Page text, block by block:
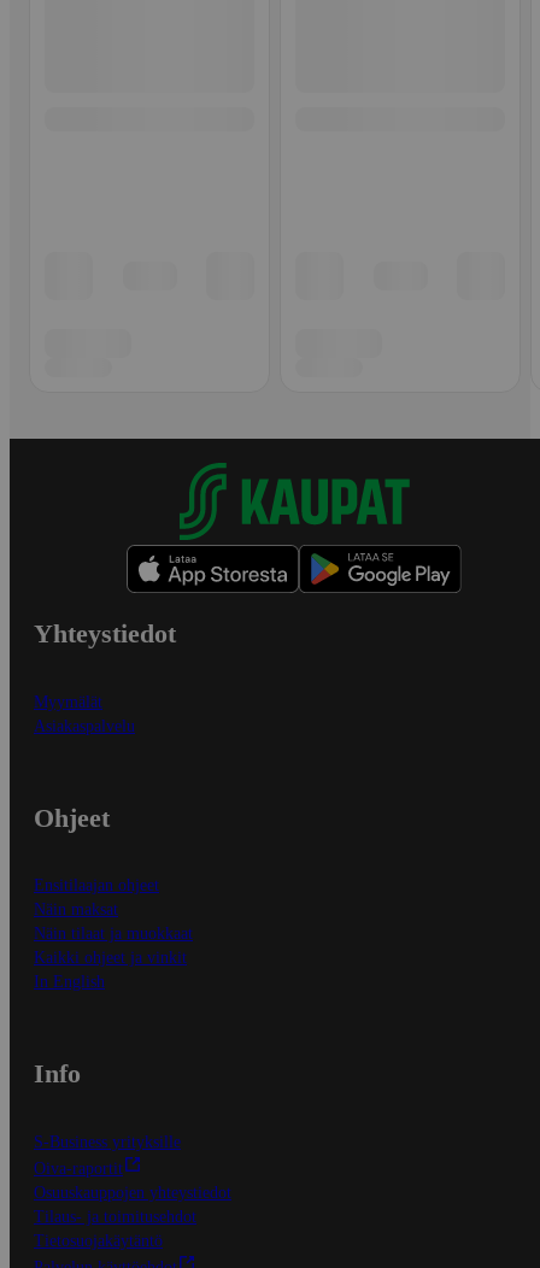
Yhteystiedot
Myymälät
Asiakaspalvelu
Ohjeet
Ensitilaajan ohjeet
Näin maksat
Näin tilaat ja muokkaat
Kaikki ohjeet ja vinkit
In English
Info
S-Business yrityksille
Oiva-raportit
Osuuskauppojen yhteystiedot
Tilaus- ja toimitusehdot
Tietosuojakäytäntö